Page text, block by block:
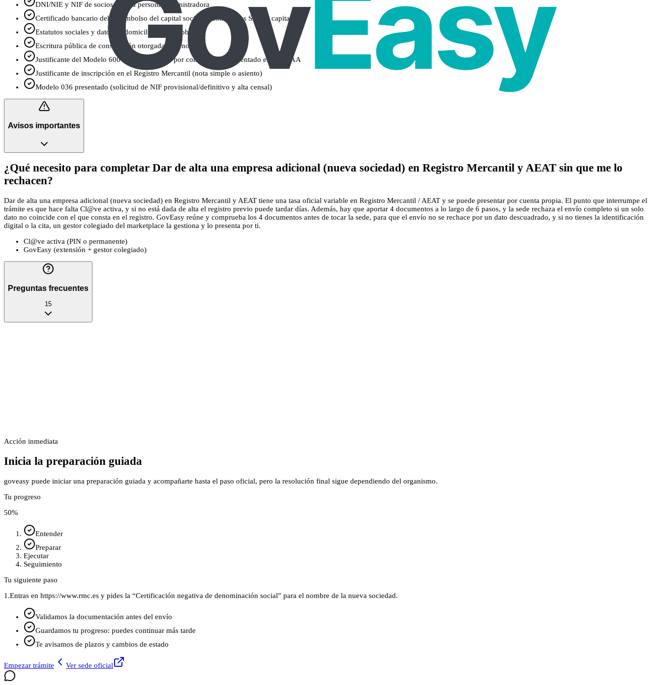
DNI/NIE y NIF de socios y de la persona administradora
Certificado bancario del desembolso del capital social (si constituyes SL con capital)
Estatutos sociales y datos de domicilio social y objeto
Escritura pública de constitución otorgada ante notario
Justificante del Modelo 600 (ITPAJD exento por constitución) presentado en tu CCAA
Justificante de inscripción en el Registro Mercantil (nota simple o asiento)
Modelo 036 presentado (solicitud de NIF provisional/definitivo y alta censal)
Avisos importantes
¿Qué necesito para completar Dar de alta una empresa adicional (nueva sociedad) en Registro Mercantil y AEAT sin que me lo
rechacen?
Dar de alta una empresa adicional (nueva sociedad) en Registro Mercantil y AEAT tiene una tasa oficial variable en Registro Mercantil / AEAT y se puede presentar por cuenta propia. El punto que interrumpe el
trámite es que hace falta Cl@ve activa, y si no está dada de alta el registro previo puede tardar días. Además, hay que aportar 4 documentos a lo largo de 6 pasos, y la sede rechaza el envío completo si un solo
dato no coincide con el que consta en el registro. GovEasy reúne y comprueba los 4 documentos antes de tocar la sede, para que el envío no se rechace por un dato descuadrado, y si no tienes la identificación
digital o la cita, un gestor colegiado del marketplace la gestiona y lo presenta por ti.
Cl@ve activa (PIN o permanente)
GovEasy (extensión + gestor colegiado)
Preguntas frecuentes
15
Acción inmediata
Inicia la preparación guiada
goveasy puede iniciar una preparación guiada y acompañarte hasta el paso oficial, pero la resolución final sigue dependiendo del organismo.
Tu progreso
50%
Entender
Preparar
Ejecutar
Seguimiento
Tu siguiente paso
1.Entras en https://www.rmc.es y pides la “Certificación negativa de denominación social” para el nombre de la nueva sociedad.
Validamos la documentación antes del envío
Guardamos tu progreso: puedes continuar más tarde
Te avisamos de plazos y cambios de estado
Empezar trámite Ver sede oficial